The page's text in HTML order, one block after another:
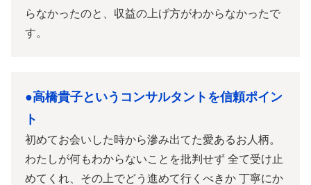
らなかったのと、収益の上げ方がわからなかったで
す。
●高橋貴子というコンサルタントを信頼ポイン
ト
初めてお会いした時から滲み出てた愛あるお人柄。
わたしが何もわからないことを批判せず 全て受け止
めてくれ、その上でどう進めて行くべきか 丁寧にか